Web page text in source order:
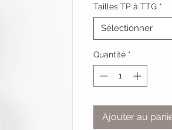
Tailles TP à TTG *
Sélectionner
Quantité *
Ajouter au